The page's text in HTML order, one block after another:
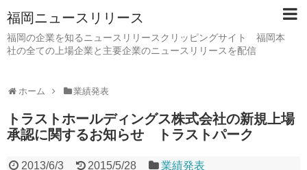
福岡ニュースリリース
福岡の企業を知るニュースリリースクリッピングサイト 福岡本
社の全ての上場企業と主要企業のニュースリリースを配信
ホーム 業績発表
トラストホールディングス株式会社の新規上場
承認に関するお知らせ トラストパーク
2013/6/3 2015/5/28 業績発表